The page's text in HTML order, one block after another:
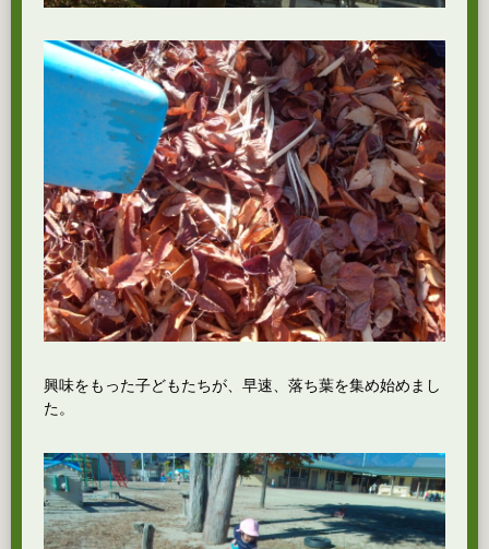
興味をもった子どもたちが、早速、落ち葉を集め始めまし
た。